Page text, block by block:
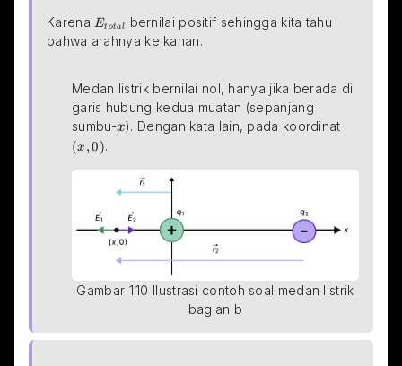
Karena \small{E_{total}}
Et otal
bernilai positif sehingga kita tahu
bahwa arahnya ke kanan.
Medan listrik bernilai nol, hanya jika berada di
garis hubung kedua muatan (sepanjang
sumbu-x
x). Dengan kata lain, pada koordinat
(x ,0).
Gambar 1.10 Ilustrasi contoh soal medan listrik
bagian b